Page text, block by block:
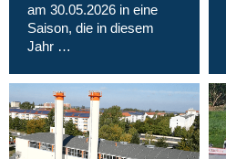
am 30.05.2026 in eine
Saison, die in diesem
Jahr …